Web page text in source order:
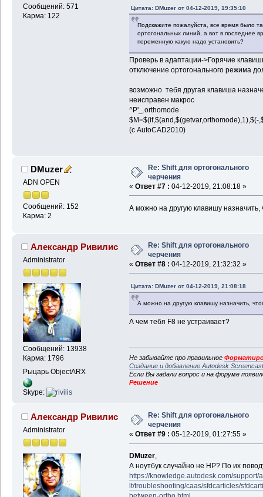
Сообщений: 571
Карма: 122
Цитата: DMuzer от 04-12-2019, 19:35:10
Подскажите пожалуйста, все время было
ортогональных линий, а вот в последнее
переменную какую надо установить?
Проверь в адаптации->Горячие
отключение ортогонального режима
возможно тебя другая клавиша
неисправен макрос
^P'_.orthomode
$M=$(if,$(and,$(getvar,orthomode),1),$(-
(с AutoCAD2010)
DMuzer
ADN OPEN
Сообщений: 152
Карма: 2
Re: Shift для ортогонального
черчения
« Ответ #7 : 04-12-2019, 21:08:18 »
А можно на другую клавишу
Александр Ривилис
Administrator
Сообщений: 13938
Карма: 1796
Рыцарь ObjectARX
Skype:
Re: Shift для ортогонального
черчения
« Ответ #8 : 04-12-2019, 21:32:32 »
Цитата: DMuzer от 04-12-2019, 21:08:18
А можно на другую клавишу назначить,
А чем тебя F8 не устраивает?
Не забывайте про правильное
Создание и добавление Autodesk
Если Вы задали вопрос и на форуме
Решение
Александр Ривилис
Administrator
Re: Shift для ортогонального
черчения
« Ответ #9 : 05-12-2019, 01:27:55 »
DMuzer,
А ноутбук случайно не HP? По их
https://knowledge.autodesk.com/support/
lt/troubleshooting/caas/sfdcarticles/